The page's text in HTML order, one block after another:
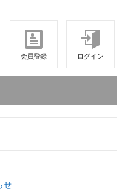
会員登録 ログイン
せ